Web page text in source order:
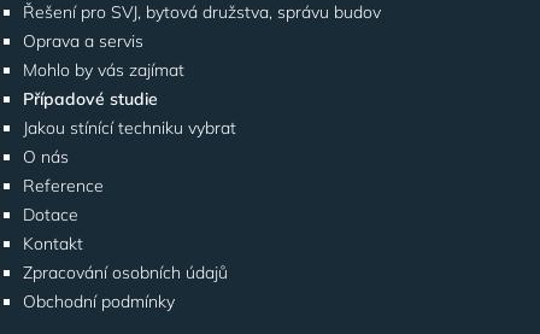
Řešení pro SVJ, bytová družstva, správu budov
Oprava a servis
Mohlo by vás zajímat
Případové studie
Jakou stínící techniku vybrat
O nás
Reference
Dotace
Kontakt
Zpracování osobních údajů
Obchodní podmínky